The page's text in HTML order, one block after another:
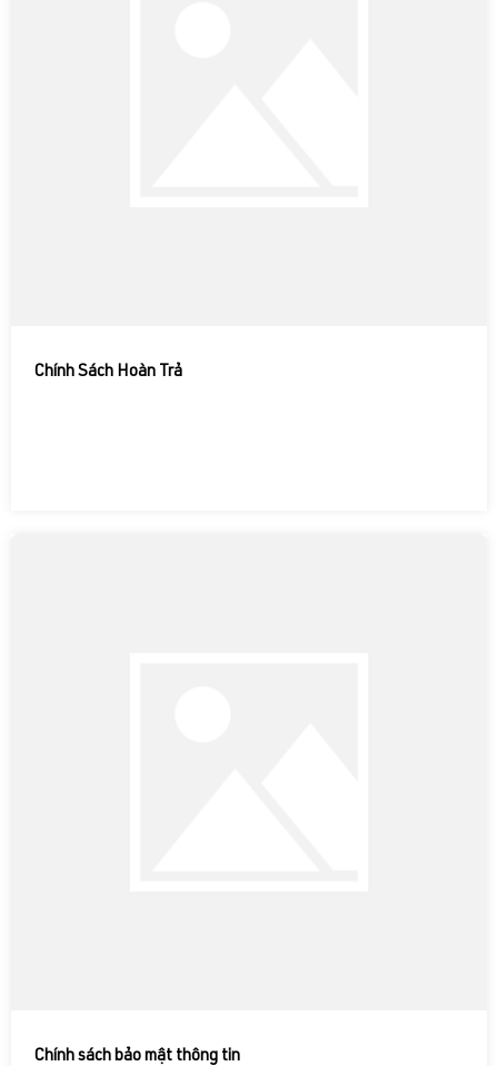
Chính Sách Hoàn Trả
Chính sách bảo mật thông tin